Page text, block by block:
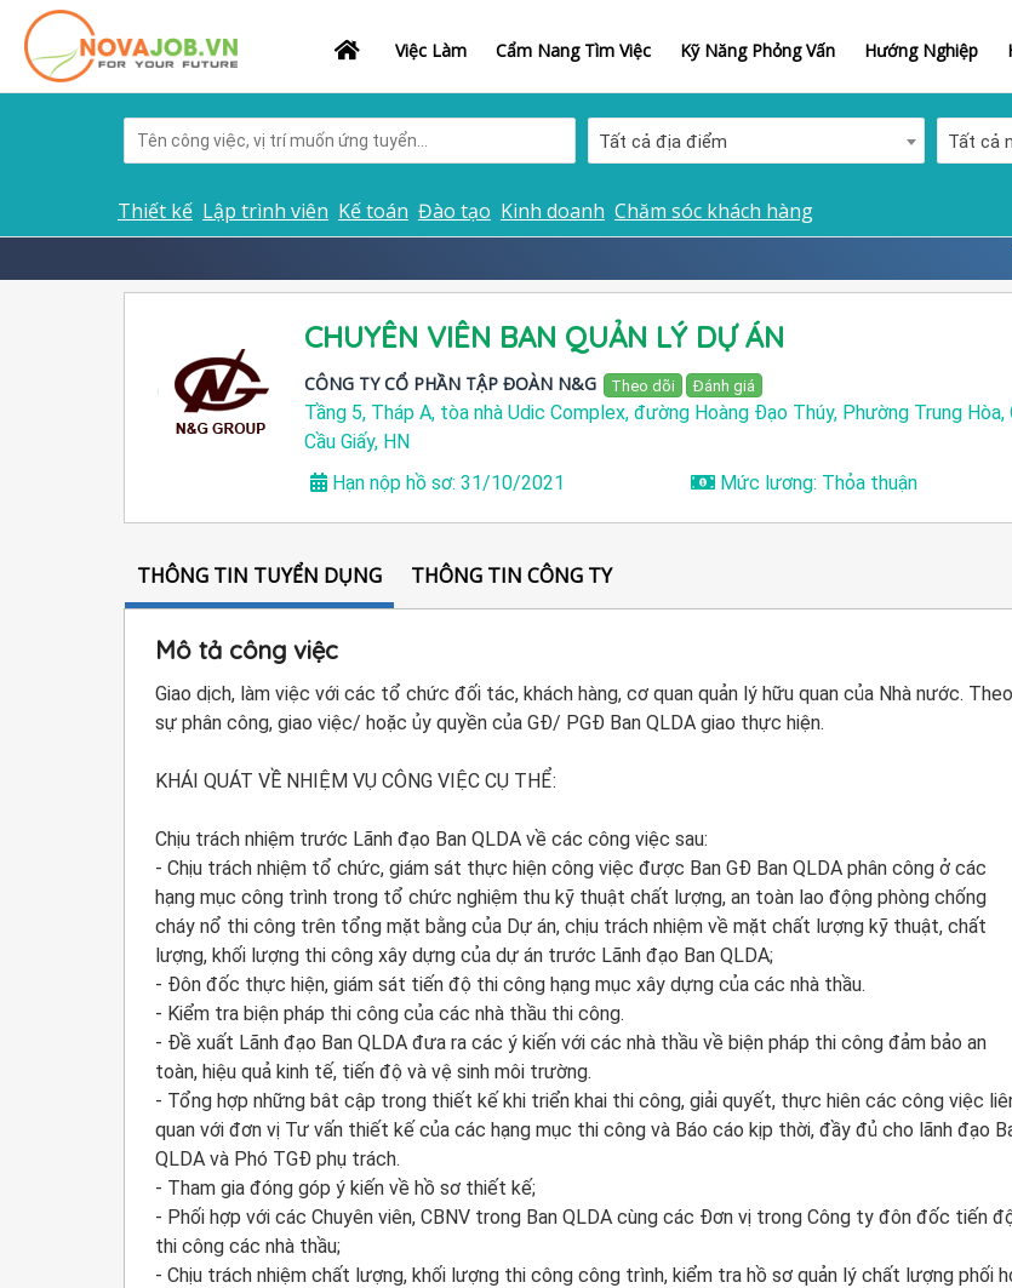
Việc Làm Cẩm Nang Tìm Việc Kỹ Năng Phỏng Vấn Hướng Nghiệp
Tất cả địa điểm Tất cả
Thiết kế Lập trình viên Kế toán Đào tạo Kinh doanh Chăm sóc khách hàng
CHUYÊN VIÊN BAN QUẢN LÝ DỰ ÁN
CÔNG TY CỔ PHẦN TẬP ĐOÀN N&G Theo dõi Đánh giá
Tầng 5, Tháp A, tòa nhà Udic Complex, đường Hoàng Đạo Thúy, Phường Trung Hòa,
Cầu Giấy, HN
Hạn nộp hồ sơ: 31/10/2021
Mức lương: Thỏa thuận
THÔNG TIN TUYỂN DỤNG THÔNG TIN CÔNG TY
Mô tả công việc
Giao dịch, làm việc với các tổ chức đối tác, khách hàng, cơ quan quản lý hữu quan của Nhà nước. Theo
sự phân công, giao việc/ hoặc ủy quyền của GĐ/ PGĐ Ban QLDA giao thực hiện.
KHÁI QUÁT VỀ NHIỆM VỤ CÔNG VIỆC CỤ THỂ:
Chịu trách nhiệm trước Lãnh đạo Ban QLDA về các công việc sau:
- Chịu trách nhiệm tổ chức, giám sát thực hiện công việc được Ban GĐ Ban QLDA phân công ở các
hạng mục công trình trong tổ chức nghiệm thu kỹ thuật chất lượng, an toàn lao động phòng chống
cháy nổ thi công trên tổng mặt bằng của Dự án, chịu trách nhiệm về mặt chất lượng kỹ thuật, chất
lượng, khối lượng thi công xây dựng của dự án trước Lãnh đạo Ban QLDA;
- Đôn đốc thực hiện, giám sát tiến độ thi công hạng mục xây dựng của các nhà thầu.
- Kiểm tra biện pháp thi công của các nhà thầu thi công.
- Đề xuất Lãnh đạo Ban QLDA đưa ra các ý kiến với các nhà thầu về biện pháp thi công đảm bảo an
toàn, hiệu quả kinh tế, tiến độ và vệ sinh môi trường.
- Tổng hợp những bât cập trong thiết kế khi triển khai thi công, giải quyết, thực hiên các công việc
quan với đơn vị Tư vấn thiết kế của các hạng mục thi công và Báo cáo kịp thời, đầy đủ cho lãnh đạo
QLDA và Phó TGĐ phụ trách.
- Tham gia đóng góp ý kiến về hồ sơ thiết kế;
- Phối hợp với các Chuyên viên, CBNV trong Ban QLDA cùng các Đơn vị trong Công ty đôn đốc tiến
thi công các nhà thầu;
- Chịu trách nhiệm chất lượng, khối lượng thi công công trình, kiểm tra hồ sơ quản lý chất lượng phối